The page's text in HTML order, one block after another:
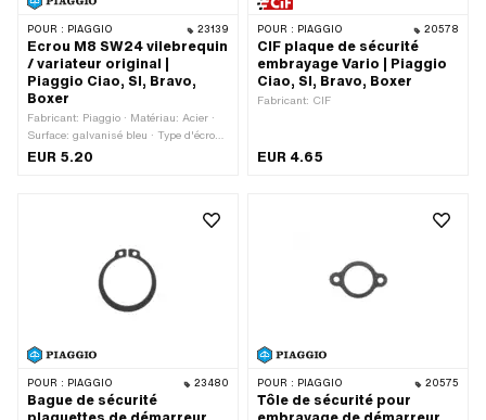
POUR : PIAGGIO 23139
Ecrou M8 SW24 vilebrequin
/ variateur original |
Piaggio Ciao, SI, Bravo,
Boxer
Fabricant: Piaggio · Matériau: Acier ·
Surface: galvanisé bleu · Type d'écrou:
Écrou hexagonal 0.8D · Diamètre
EUR 5.20
POUR : PIAGGIO 20578
CIF plaque de sécurité
embrayage Vario | Piaggio
Ciao, SI, Bravo, Boxer
Fabricant: CIF
EUR 4.65
POUR : PIAGGIO 23480
Bague de sécurité
POUR : PIAGGIO 20575
Tôle de sécurité pour